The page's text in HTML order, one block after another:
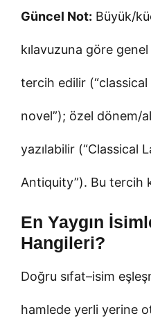
Güncel Not: Büyük/
kılavuzuna göre
tercih edilir (“classical
novel”); özel dönem/
yazılabilir (“Classical
Antiquity”). Bu tercih
En Yaygın
Hangileri?
Doğru sıfat–isim
hamlede yerli yerine